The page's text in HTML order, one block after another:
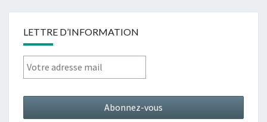
LETTRE D’INFORMATION